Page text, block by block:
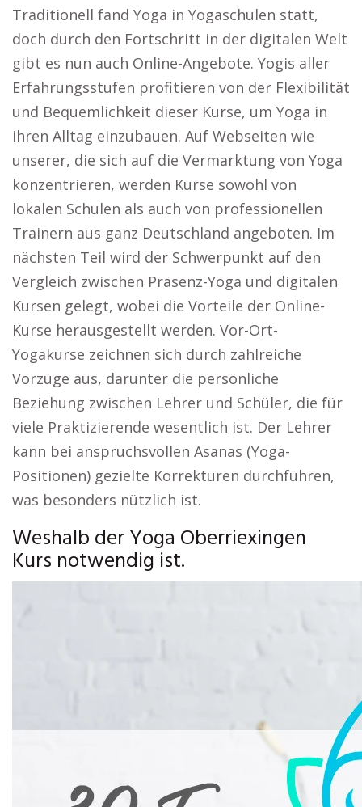
Traditionell fand Yoga in Yogaschulen statt,
doch durch den Fortschritt in der digitalen Welt
gibt es nun auch Online-Angebote. Yogis aller
Erfahrungsstufen profitieren von der Flexibilität
und Bequemlichkeit dieser Kurse, um Yoga in
ihren Alltag einzubauen. Auf Webseiten wie
unserer, die sich auf die Vermarktung von Yoga
konzentrieren, werden Kurse sowohl von
lokalen Schulen als auch von professionellen
Trainern aus ganz Deutschland angeboten. Im
nächsten Teil wird der Schwerpunkt auf den
Vergleich zwischen Präsenz-Yoga und digitalen
Kursen gelegt, wobei die Vorteile der Online-
Kurse herausgestellt werden. Vor-Ort-
Yogakurse zeichnen sich durch zahlreiche
Vorzüge aus, darunter die persönliche
Beziehung zwischen Lehrer und Schüler, die für
viele Praktizierende wesentlich ist. Der Lehrer
kann bei anspruchsvollen Asanas (Yoga-
Positionen) gezielte Korrekturen durchführen,
was besonders nützlich ist.
Weshalb der Yoga Oberriexingen
Kurs notwendig ist.